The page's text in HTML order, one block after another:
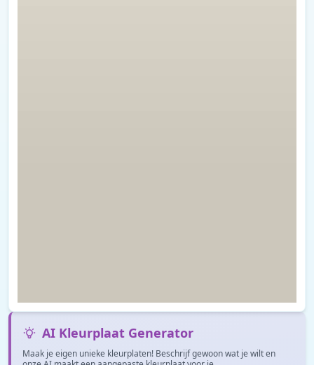
AI Kleurplaat Generator
Maak je eigen unieke kleurplaten! Beschrijf gewoon wat je wilt en